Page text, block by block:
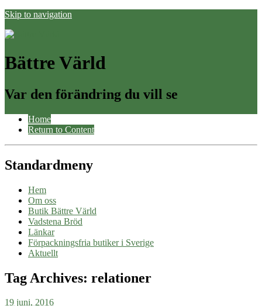
Skip to navigation
Bättre Värld
Var den förändring du vill se
Home
Return to Content
Standardmeny
Hem
Om oss
Butik Bättre Värld
Vadstena Bröd
Länkar
Förpackningsfria butiker i Sverige
Aktuellt
Tag Archives: relationer
19 juni, 2016